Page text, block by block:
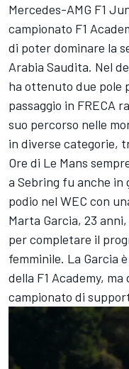
Mercedes-AMG F1
campionato F1
di poter dominare la
Arabia Saudita. Nel
ha ottenuto due pole
passaggio in FRECA
suo percorso nelle
in diverse categorie,
Ore di Le Mans
a Sebring fu anche in
podio nel WEC con
Marta Garcia, 23
per completare il
femminile. La Garcia
della F1 Academy,
campionato di